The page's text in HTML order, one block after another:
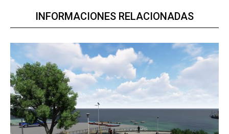
INFORMACIONES RELACIONADAS